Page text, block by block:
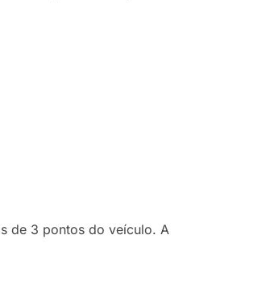
de 3 pontos do veículo. A